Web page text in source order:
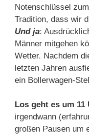
Notenschlüssel
Tradition, dass wir
Und ja:
Männer mitgehen
Wetter. Nachdem
letzten Jahren
ein Bollerwagen-
Los geht es um
irgendwann
großen Pausen um